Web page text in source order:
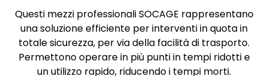
Questi mezzi professionali SOCAGE rappresentano
una soluzione efficiente per interventi in quota in
totale sicurezza, per via della facilità di trasporto.
Permettono operare in più punti in tempi ridotti e
un utilizzo rapido, riducendo i tempi morti.